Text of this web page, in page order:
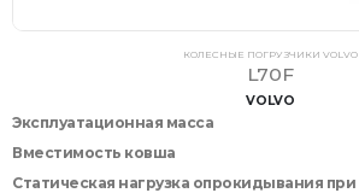
КОЛЕСНЫЕ ПОГРУЗЧИКИ VOLVO
L70F
VOLVO
Эксплуатационная масса
Вместимость ковша
Статическая нагрузка опрокидывания при